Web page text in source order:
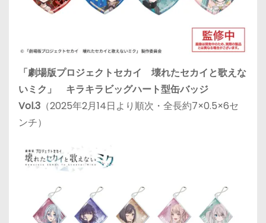
「劇場版プロジェクトセカイ 壊れたセカイと歌えな
いミク」 キラキラビッグハート型缶バッジ
Vol.3 （2025年2月14日より順次・全長約7×0.5×6セ
ンチ）